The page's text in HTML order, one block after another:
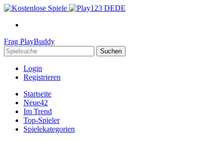
DE
Frag PlayBuddy
Suchen
Login
Registrieren
Startseite
Neue42
Im Trend
Top-Spieler
Spielekategorien